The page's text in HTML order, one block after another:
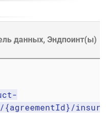
данных, Эндпоинт(ы)
{agreementId}/